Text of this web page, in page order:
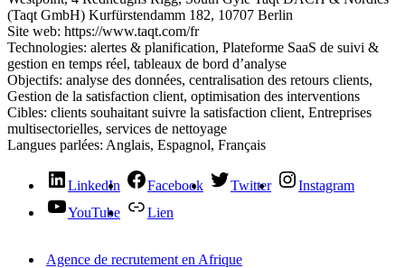
(Taqt GmbH) Kurfürstendamm 182, 10707 Berlin
Site web: https://www.taqt.com/fr
Technologies: alertes & planification, Plateforme SaaS de suivi &
gestion en temps réel, tableaux de bord d’analyse
Objectifs: analyse des données, centralisation des retours clients,
Gestion de la satisfaction client, optimisation des interventions
Cibles: clients souhaitant suivre la satisfaction client, Entreprises
multisectorielles, services de nettoyage
Langues parlées: Anglais, Espagnol, Français
LinkedIn Facebook Twitter
Instagram
YouTube
Lien
Agence de recrutement en Afrique